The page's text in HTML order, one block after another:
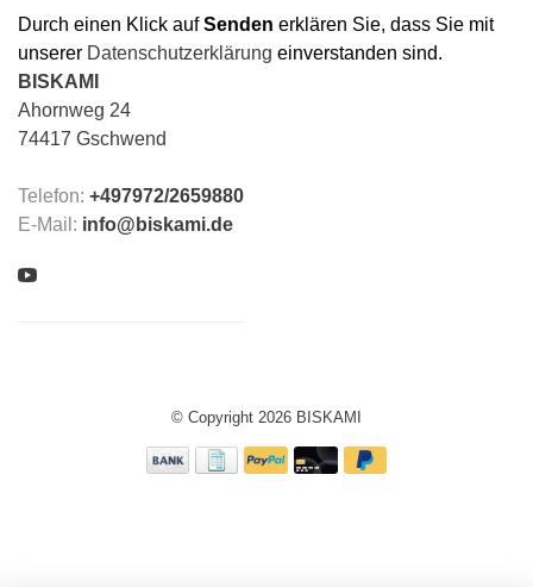
Durch einen Klick aufSenden erklären Sie, dass Sie mit
unserer Datenschutzerklärung einverstanden sind.
BISKAMI
Ahornweg 24
74417 Gschwend
Telefon: +497972/2659880
E-Mail: info@biskami.de
© Copyright 2026 BISKAMI